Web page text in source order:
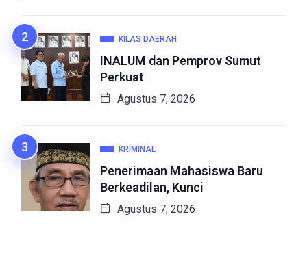
KILAS DAERAH
INALUM dan Pemprov Sumut
Perkuat
Agustus 7, 2026
KRIMINAL
Penerimaan Mahasiswa Baru
Berkeadilan, Kunci
Agustus 7, 2026